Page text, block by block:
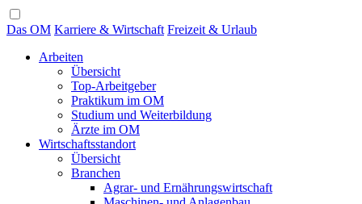
Das OM Karriere & Wirtschaft Freizeit & Urlaub
Arbeiten
Übersicht
Top-Arbeitgeber
Praktikum im OM
Studium und Weiterbildung
Ärzte im OM
Wirtschaftsstandort
Übersicht
Branchen
Agrar- und Ernährungswirtschaft